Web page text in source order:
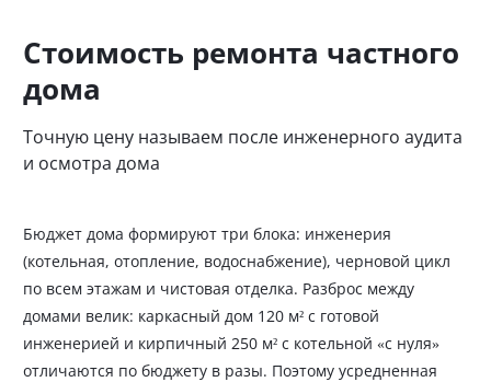
Стоимость ремонта частного
дома
Точную цену называем после инженерного аудита
и осмотра дома
Бюджет дома формируют три блока: инженерия
(котельная, отопление, водоснабжение), черновой цикл
по всем этажам и чистовая отделка. Разброс между
домами велик: каркасный дом 120 м² с готовой
инженерией и кирпичный 250 м² с котельной «с нуля»
отличаются по бюджету в разы. Поэтому усредненная